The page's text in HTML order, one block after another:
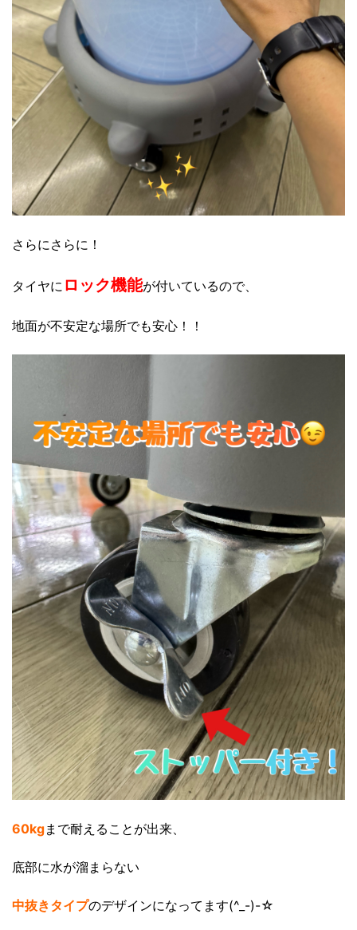
さらにさらに！
タイヤに ロック機能が付いているので、
地面が不安定な場所でも安心！！
60kgまで耐えることが出来、
底部に水が溜まらない
中抜きタイプのデザインになってます(^_-)-☆